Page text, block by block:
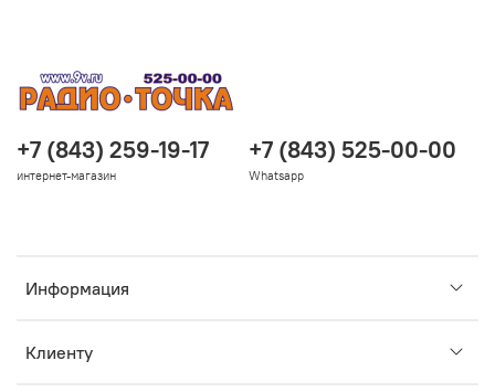
Информация
Клиенту
+7 (843) 259-19-17
интернет-магазин
+7 (843) 525-00-00
Whatsapp